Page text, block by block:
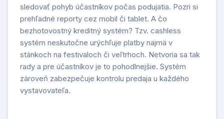
sledovať pohyb účastníkov počas podujatia. Pozri si
prehľadné reporty cez mobil či tablet. A čo
bezhotovostný kreditný systém? Tzv. cashless
systém neskutočne urýchľuje platby najmä v
stánkoch na festivaloch či veľtrhoch. Netvoria sa tak
rady a pre účastníkov je to pohodlnejšie. Systém
zároveň zabezpečuje kontrolu predaja u každého
vystavovateľa.